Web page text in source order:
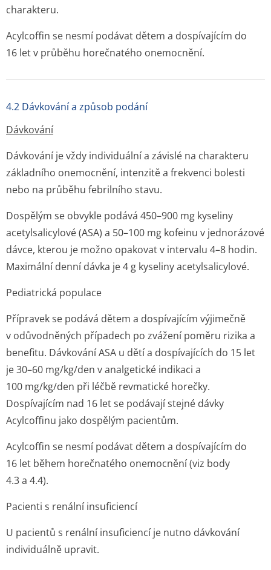
charakteru.
Acylcoffin se nesmí podávat dětem a dospívajícím do
16 let v průběhu horečnatého onemocnění.
4.2 Dávkování a způsob podání
Dávkování
Dávkování je vždy individuální a závislé na charakteru
základního onemocnění, intenzitě a frekvenci bolesti
nebo na průběhu febrilního stavu.
Dospělým se obvykle podává 450–900 mg kyseliny
acetylsalicylové (ASA) a 50–100 mg kofeinu v jednorázové
dávce, kterou je možno opakovat v intervalu 4–8 hodin.
Maximální denní dávka je 4 g kyseliny acetylsalicylové.
Pediatrická populace
Přípravek se podává dětem a dospívajícím výjimečně
v odůvodněných případech po zvážení poměru rizika a
benefitu. Dávkování ASA u dětí a dospívajících do 15 let
je 30–60 mg/kg/den v analgetické indikaci a
100 mg/kg/den při léčbě revmatické horečky.
Dospívajícím nad 16 let se podávají stejné dávky
Acylcoffinu jako dospělým pacientům.
Acylcoffin se nesmí podávat dětem a dospívajícím do
16 let během horečnatého onemocnění (viz body
4.3 a 4.4).
Pacienti s renální insuficiencí
U pacientů s renální insuficiencí je nutno dávkování
individuálně upravit.